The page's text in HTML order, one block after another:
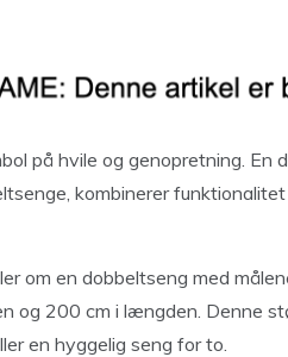
på hvile og genopretning. En
kombinerer
om en dobbeltseng med
og 200 cm i længden. Denne
en hyggelig seng for to.